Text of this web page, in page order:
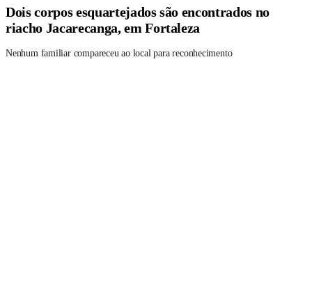
Dois corpos esquartejados são encontrados no
riacho Jacarecanga, em Fortaleza
Nenhum familiar compareceu ao local para reconhecimento